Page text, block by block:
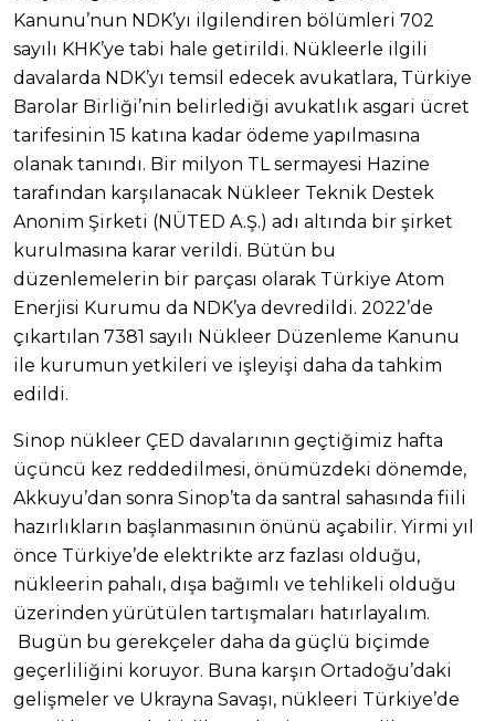
Kanunu’nun NDK’yı ilgilendiren bölümleri 702
sayılı KHK’ye tabi hale getirildi. Nükleerle ilgili
davalarda NDK’yı temsil edecek avukatlara, Türkiye
Barolar Birliği’nin belirlediği avukatlık asgari ücret
tarifesinin 15 katına kadar ödeme yapılmasına
olanak tanındı. Bir milyon TL sermayesi Hazine
tarafından karşılanacak Nükleer Teknik Destek
Anonim Şirketi (NÜTED A.Ş.) adı altında bir şirket
kurulmasına karar verildi. Bütün bu
düzenlemelerin bir parçası olarak Türkiye Atom
Enerjisi Kurumu da NDK’ya devredildi. 2022’de
çıkartılan 7381 sayılı Nükleer Düzenleme Kanunu
ile kurumun yetkileri ve işleyişi daha da tahkim
edildi.
Sinop nükleer ÇED davalarının geçtiğimiz hafta
üçüncü kez reddedilmesi, önümüzdeki dönemde,
Akkuyu’dan sonra Sinop’ta da santral sahasında fiili
hazırlıkların başlanmasının önünü açabilir. Yirmi yıl
önce Türkiye’de elektrikte arz fazlası olduğu,
nükleerin pahalı, dışa bağımlı ve tehlikeli olduğu
üzerinden yürütülen tartışmaları hatırlayalım.
Bugün bu gerekçeler daha da güçlü biçimde
geçerliliğini koruyor. Buna karşın Ortadoğu’daki
gelişmeler ve Ukrayna Savaşı, nükleeri Türkiye’de